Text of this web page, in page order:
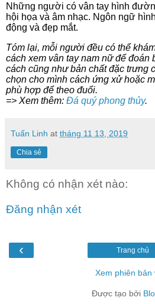
Những người có vân tay hình
hội họa và âm nhạc. Ngôn ngữ
động và đẹp mắt.
Tóm lại, mỗi người đều có thể
cách xem vân tay nam nữ để đoán
cách cũng như bản chất đặc trưng
chọn cho mình cách ứng xử hoặc
phù hợp để theo đuổi.
=> Xem thêm: Đá quý phong thủy.
Tuấn Linh at tháng 11 13, 2019
Chia sẻ
Không có nhận xét nào:
Đăng nhận xét
‹ Trang chủ
Xem phiên bản
Được tạo bởi